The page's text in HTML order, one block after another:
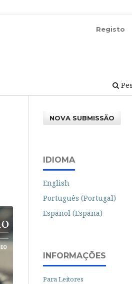
Registo
NOVA SUBMISSÃO
IDIOMA
English
Português (Portugal)
Español (España)
INFORMAÇÕES
Para Leitores